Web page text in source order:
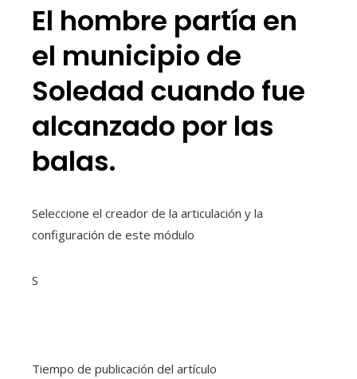
El hombre partía en
el municipio de
Soledad cuando fue
alcanzado por las
balas.
Seleccione el creador de la articulación y la
configuración de este módulo
S
Tiempo de publicación del artículo